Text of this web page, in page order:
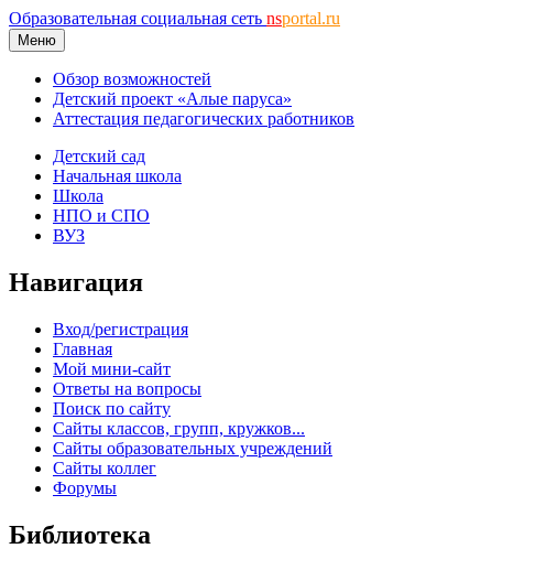
Образовательная социальная сеть nsportal.ru
Меню
Обзор возможностей
Детский проект «Алые паруса»
Аттестация педагогических работников
Детский сад
Начальная школа
Школа
НПО и СПО
ВУЗ
Навигация
Вход/регистрация
Главная
Мой мини-сайт
Ответы на вопросы
Поиск по сайту
Сайты классов, групп, кружков...
Сайты образовательных учреждений
Сайты коллег
Форумы
Библиотека